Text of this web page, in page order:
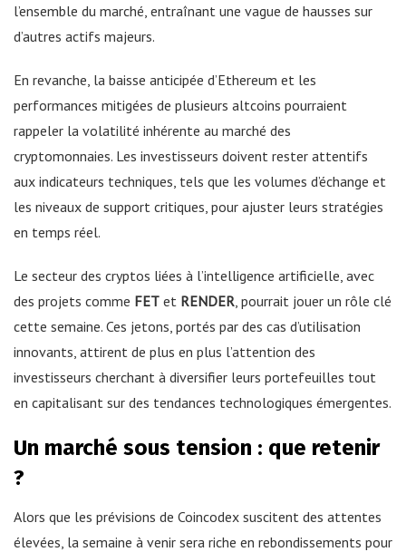
l’ensemble du marché, entraînant une vague de hausses sur
d’autres actifs majeurs.
En revanche, la baisse anticipée d’Ethereum et les
performances mitigées de plusieurs altcoins pourraient
rappeler la volatilité inhérente au marché des
cryptomonnaies. Les investisseurs doivent rester attentifs
aux indicateurs techniques, tels que les volumes d’échange et
les niveaux de support critiques, pour ajuster leurs stratégies
en temps réel.
Le secteur des cryptos liées à l’intelligence artificielle, avec
des projets comme FET et RENDER , pourrait jouer un rôle clé
cette semaine. Ces jetons, portés par des cas d’utilisation
innovants, attirent de plus en plus l’attention des
investisseurs cherchant à diversifier leurs portefeuilles tout
en capitalisant sur des tendances technologiques émergentes.
Un marché sous tension : que retenir
?
Alors que les prévisions de Coincodex suscitent des attentes
élevées, la semaine à venir sera riche en rebondissements pour